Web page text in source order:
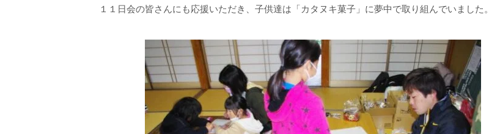
１１日会の皆さんにも応援いただき、子供達は「カタヌキ菓子」に夢中で取り組んでいました。